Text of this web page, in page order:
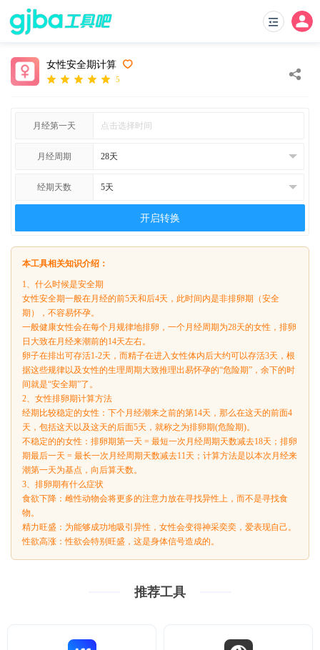
女性安全期计算
5
月经第一天
月经周期
经期天数
开启转换
本工具相关知识介绍：
1、什么时候是安全期
女性安全期一般在月经的前5天和后4天，此时间内是非排卵期（安全
期），不容易怀孕。
一般健康女性会在每个月规律地排卵，一个月经周期为28天的女性，排卵
日大致在月经来潮前的14天左右。
卵子在排出可存活1-2天，而精子在进入女性体内后大约可以存活3天，根
据这些规律以及女性的生理周期大致推理出易怀孕的“危险期”，余下的时
间就是“安全期”了。
2、女性排卵期计算方法
经期比较稳定的女性：下个月经潮来之前的第14天，那么在这天的前面4
天，包括这天以及这天的后面5天，就称之为排卵期(危险期)。
不稳定的的女性：排卵期第一天 = 最短一次月经周期天数减去18天；排卵
期最后一天 = 最长一次月经周期天数减去11天；计算方法是以本次月经来
潮第一天为基点，向后算天数。
3、排卵期有什么症状
食欲下降：雌性动物会将更多的注意力放在寻找异性上，而不是寻找食
物。
精力旺盛：为能够成功地吸引异性，女性会变得神采奕奕，爱表现自己。
性欲高涨：性欲会特别旺盛，这是身体信号造成的。
推荐工具